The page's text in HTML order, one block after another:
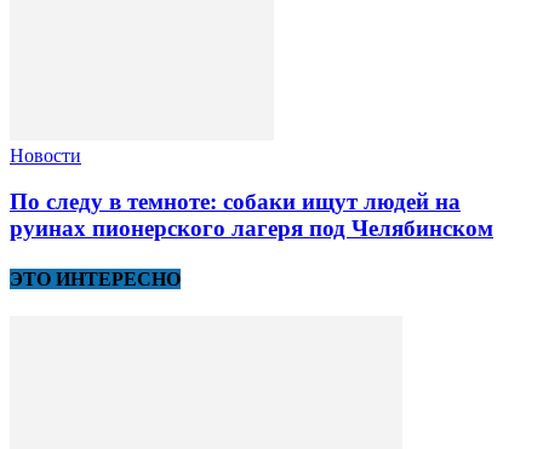
Новости
По следу в темноте: собаки ищут людей на
руинах пионерского лагеря под Челябинском
ЭТО ИНТЕРЕСНО